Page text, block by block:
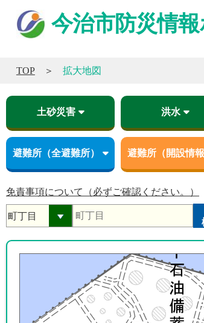
今治市防災情
TOP 拡大地図
土砂災害
土砂災害警戒（特別警戒）区域
洪水
蒼社川計画氾濫
蒼社川最大氾濫
蒼社川浸水継続時間
浅川最大氾濫
竜登川最大氾濫
頓田川最大氾濫
頓田川浸水継続時間
銅川最大氾濫
避難所（全避難所） 避難所（開設情報
免責事項について（必ずご確認ください。）
町丁目